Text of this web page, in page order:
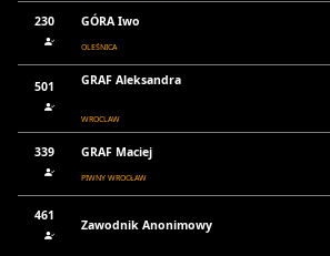
230 GÓRA Iwo
OLEŚNICA
501 GRAF Aleksandra
WROCLAW
339 GRAF Maciej
PIWNY WROCŁAW
461
Zawodnik Anonimowy